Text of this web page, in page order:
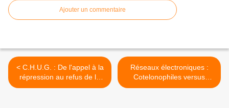
Ajouter un commentaire
< C.H.U.G. : De l'appel à la
répression au refus de la
"contrainte".
Réseaux électroniques :
Cotelonophiles versus
cotelonophobes ? >